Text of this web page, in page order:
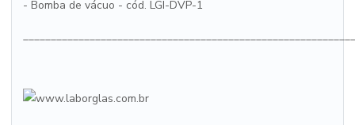
- Bomba de vácuo - cód. LGI-DVP-1